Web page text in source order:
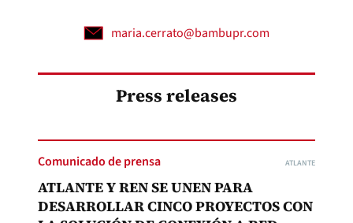
maria.cerrato@bambupr.com
Press releases
Comunicado de prensa ATLANTE
ATLANTE Y REN SE UNEN PARA
DESARROLLAR CINCO PROYECTOS CON